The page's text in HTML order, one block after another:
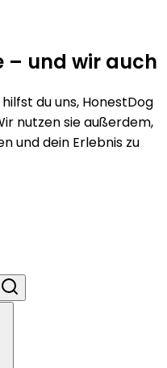
– und wir auch
du uns, HonestDog
nutzen sie außerdem,
und dein Erlebnis zu